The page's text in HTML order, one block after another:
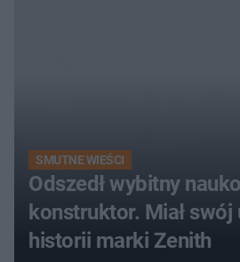
SMUTNE WIEŚCI
Odszedł wybitny
konstruktor. Miał swój
historii marki Zenith